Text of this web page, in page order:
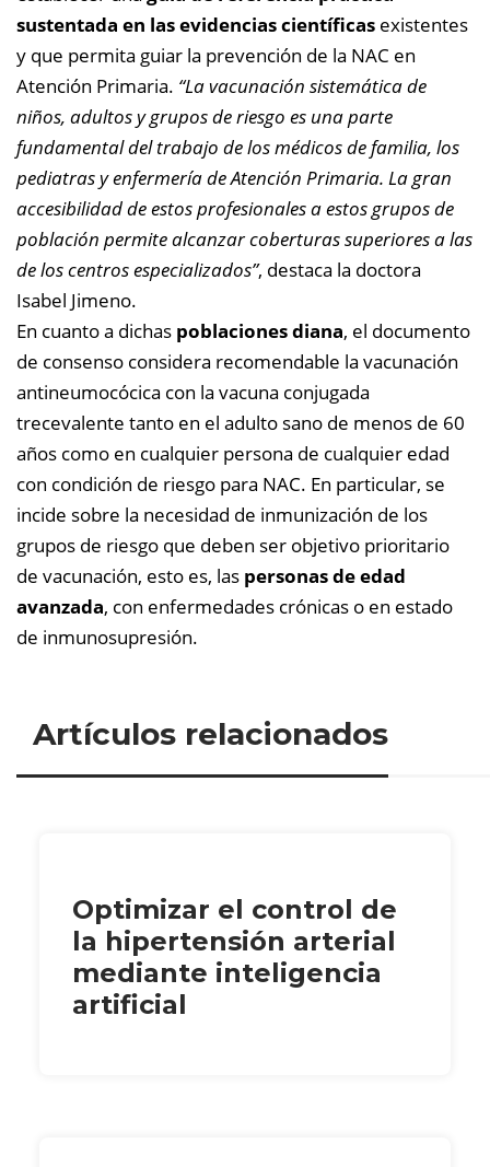
sustentada en las evidencias científicas existentes
y que permita guiar la prevención de la NAC en
Atención Primaria. “La vacunación sistemática de
niños, adultos y grupos de riesgo es una parte
fundamental del trabajo de los médicos de familia, los
pediatras y enfermería de Atención Primaria. La gran
accesibilidad de estos profesionales a estos grupos de
población permite alcanzar coberturas superiores a las
de los centros especializados”, destaca la doctora
Isabel Jimeno.
En cuanto a dichas poblaciones diana, el documento
de consenso considera recomendable la vacunación
antineumocócica con la vacuna conjugada
trecevalente tanto en el adulto sano de menos de 60
años como en cualquier persona de cualquier edad
con condición de riesgo para NAC. En particular, se
incide sobre la necesidad de inmunización de los
grupos de riesgo que deben ser objetivo prioritario
de vacunación, esto es, las personas de edad
avanzada, con enfermedades crónicas o en estado
de inmunosupresión.
Artículos relacionados
Optimizar el control de
la hipertensión arterial
mediante inteligencia
artificial